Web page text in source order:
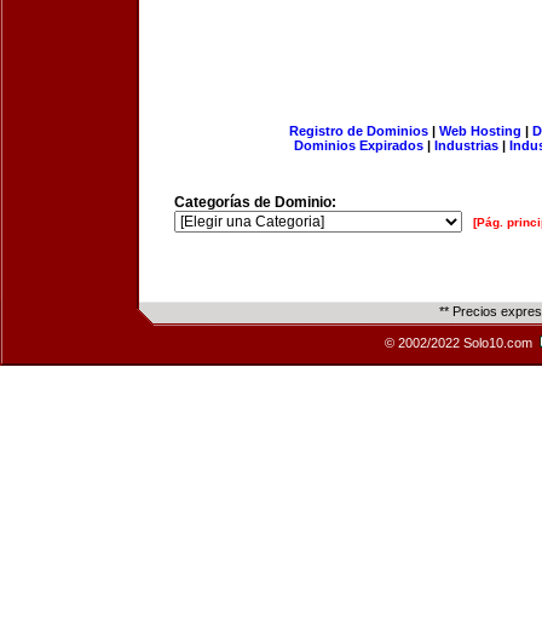
Registro de Dominios| Web Hosting |
Dominios Expirados | Industrias |
Categorías de Dominio:
[Pág.
** Precios
© 2002/2022 Solo10.com